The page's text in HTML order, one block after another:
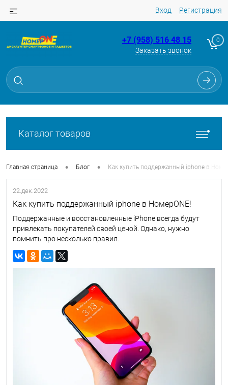
Вход Регистрация
+7 (958) 516 48 15
Заказать звонок
0
Каталог товаров
Главная страница • Блог • Как купить поддержанный iphone в
22.дек.2022
Как купить поддержанный iphone в НомерONE!
Поддержанные и восстановленные iPhone всегда будут
привлекать покупателей своей ценой. Однако, нужно
помнить про несколько правил.